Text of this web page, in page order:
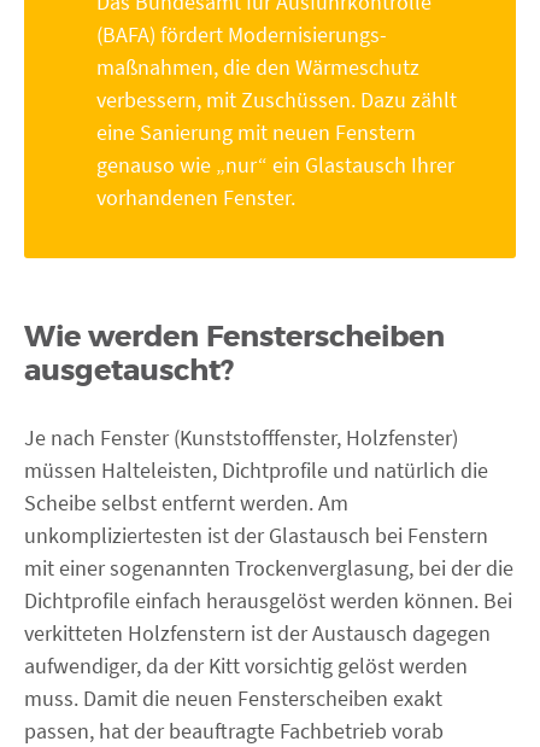
(BAFA) fördert Modernisierungs-
maßnahmen, die den Wärmeschutz
verbessern, mit Zuschüssen. Dazu zählt
eine Sanierung mit neuen Fenstern
genauso wie „nur“ ein Glastausch Ihrer
vorhandenen Fenster.
Wie werden Fensterscheiben
ausgetauscht?
Je nach Fenster (Kunststofffenster, Holzfenster)
müssen Halteleisten, Dichtprofile und natürlich die
Scheibe selbst entfernt werden. Am
unkompliziertesten ist der Glastausch bei Fenstern
mit einer sogenannten Trockenverglasung, bei der die
Dichtprofile einfach herausgelöst werden können. Bei
verkitteten Holzfenstern ist der Austausch dagegen
aufwendiger, da der Kitt vorsichtig gelöst werden
muss. Damit die neuen Fensterscheiben exakt
passen, hat der beauftragte Fachbetrieb vorab